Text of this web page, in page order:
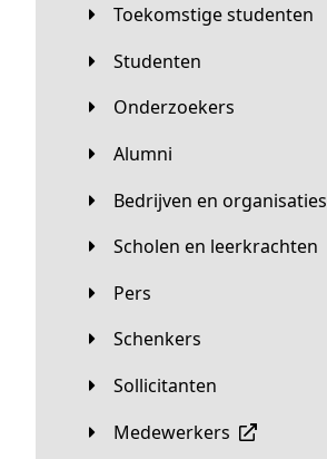
Toekomstige studenten
Studenten
Onderzoekers
Alumni
Bedrijven en organisaties
Scholen en leerkrachten
Pers
Schenkers
Sollicitanten
Medewerkers